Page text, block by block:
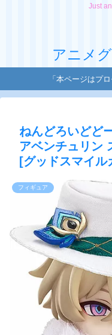
Just
アニメ
「本ページはプ
ねんどろいどど
アベンチュリン
[グッドスマイ
フィギュア